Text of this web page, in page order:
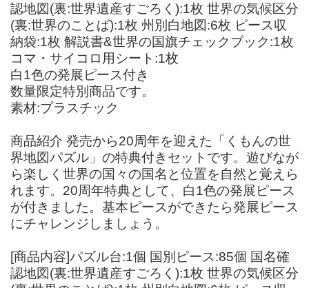
認地図(裏:世界遺産すごろく):1枚 世界の気候区分
(裏:世界のことば):1枚 州別白地図:6枚 ピース収
納袋:1枚 解説書&世界の国旗チェックブック:1枚
コマ・サイコロ用シート:1枚
白1色の発展ピース付き
数量限定特別商品です。
素材:プラスチック
商品紹介 発売から20周年を迎えた「くもんの世
界地図パズル」の特典付きセットです。遊びなが
ら楽しく世界の国々の国名と位置を自然と覚えら
れます。20周年特典として、白1色の発展ピース
が付きました。基本ピースができたら発展ピース
にチャレンジしましょう。
[商品内容]パズル台:1個 国別ピース:85個 国名確
認地図(裏:世界遺産すごろく):1枚 世界の気候区分